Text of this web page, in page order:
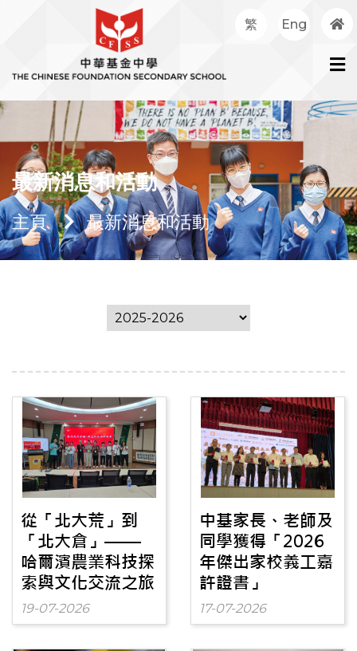
繁 Eng
最新消息和活動
主頁 最新消息和活動
從「北大荒」到
「北大倉」——
哈爾濱農業科技探
索與文化交流之旅
19-07-2026
中基家長、老師及
同學獲得「2026
年傑出家校義工嘉
許證書」
17-07-2026